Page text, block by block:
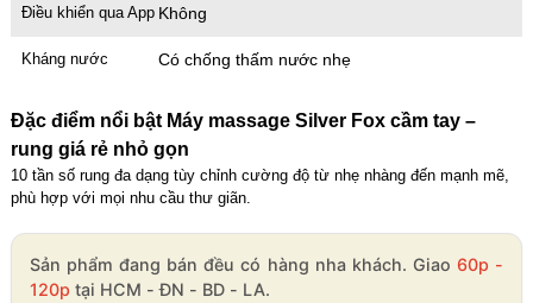
Điều khiển qua App Không
Kháng nước Có chống thấm nước nhẹ
Đặc điểm nổi bật Máy massage Silver Fox cầm tay –
rung giá rẻ nhỏ gọn
10 tần số rung đa dạng tùy chỉnh cường độ từ nhẹ nhàng đến mạnh mẽ,
phù hợp với mọi nhu cầu thư giãn.
Sản phẩm đang bán đều có hàng nha khách. Giao 60p -
120p tại HCM - ĐN - BD - LA.